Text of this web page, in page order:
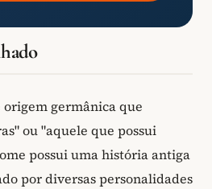
germânica que
ou "aquele que possui
possui uma história antiga
por diversas personalidades